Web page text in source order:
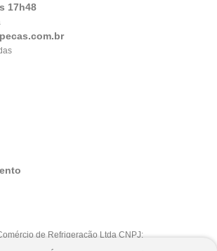
17h48
de Refrigeração Ltda CNPJ:
os direitos reservados © 2025. Preços e